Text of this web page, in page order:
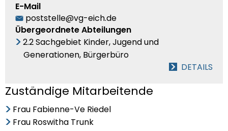
E-Mail
poststelle@vg-eich.de
Übergeordnete Abteilungen
2.2 Sachgebiet Kinder, Jugend und
Generationen, Bürgerbüro
DETAILS
Zuständige Mitarbeitende
Frau Fabienne-Ve Riedel
Frau Roswitha Trunk